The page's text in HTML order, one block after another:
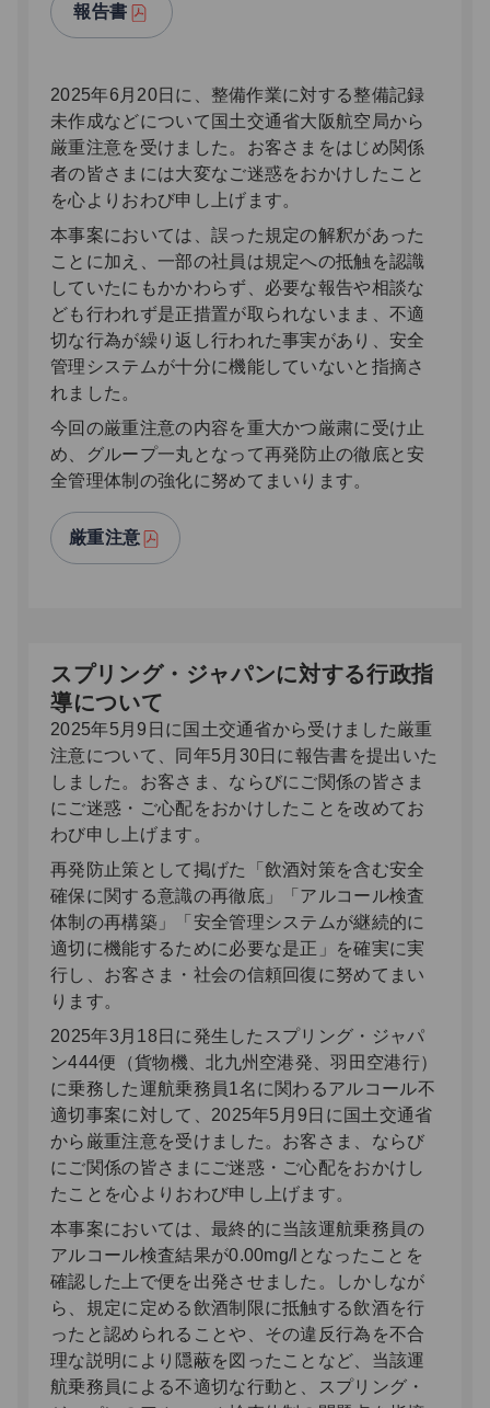
報告書
2025年6月20日に、整備作業に対する整備記録
未作成などについて国土交通省大阪航空局から
厳重注意を受けました。お客さまをはじめ関係
者の皆さまには大変なご迷惑をおかけしたこと
を心よりおわび申し上げます。
本事案においては、誤った規定の解釈があった
ことに加え、一部の社員は規定への抵触を認識
していたにもかかわらず、必要な報告や相談な
ども行われず是正措置が取られないまま、不適
切な行為が繰り返し行われた事実があり、安全
管理システムが十分に機能していないと指摘さ
れました。
今回の厳重注意の内容を重大かつ厳粛に受け止
め、グループ一丸となって再発防止の徹底と安
全管理体制の強化に努めてまいります。
厳重注意
スプリング・ジャパンに対する行政指
導について
2025年5月9日に国土交通省から受けました厳重
注意について、同年5月30日に報告書を提出いた
しました。お客さま、ならびにご関係の皆さま
にご迷惑・ご心配をおかけしたことを改めてお
わび申し上げます。
再発防止策として掲げた「飲酒対策を含む安全
確保に関する意識の再徹底」「アルコール検査
体制の再構築」「安全管理システムが継続的に
適切に機能するために必要な是正」を確実に実
行し、お客さま・社会の信頼回復に努めてまい
ります。
2025年3月18日に発生したスプリング・ジャパ
ン444便（貨物機、北九州空港発、羽田空港行）
に乗務した運航乗務員1名に関わるアルコール不
適切事案に対して、2025年5月9日に国土交通省
から厳重注意を受けました。お客さま、ならび
にご関係の皆さまにご迷惑・ご心配をおかけし
たことを心よりおわび申し上げます。
本事案においては、最終的に当該運航乗務員の
アルコール検査結果が0.00mg/lとなったことを
確認した上で便を出発させました。しかしなが
ら、規定に定める飲酒制限に抵触する飲酒を行
ったと認められることや、その違反行為を不合
理な説明により隠蔽を図ったことなど、当該運
航乗務員による不適切な行動と、スプリング・